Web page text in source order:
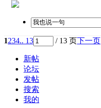
1234.. 13 / 13 页下一页
新帖
论坛
发帖
搜索
我的